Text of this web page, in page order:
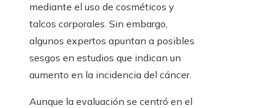
mediante el uso de cosméticos y
talcos corporales. Sin embargo,
algunos expertos apuntan a posibles
sesgos en estudios que indican un
aumento en la incidencia del cáncer.
Aunque la evaluación se centró en el